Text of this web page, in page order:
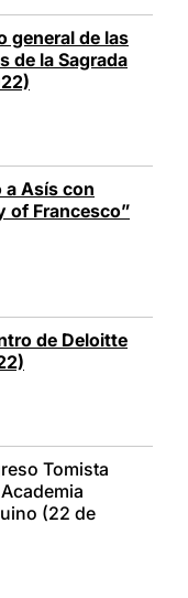
general de las
de la Sagrada
a Asís con
of Francesco”
de Deloitte
Tomista
(22 de